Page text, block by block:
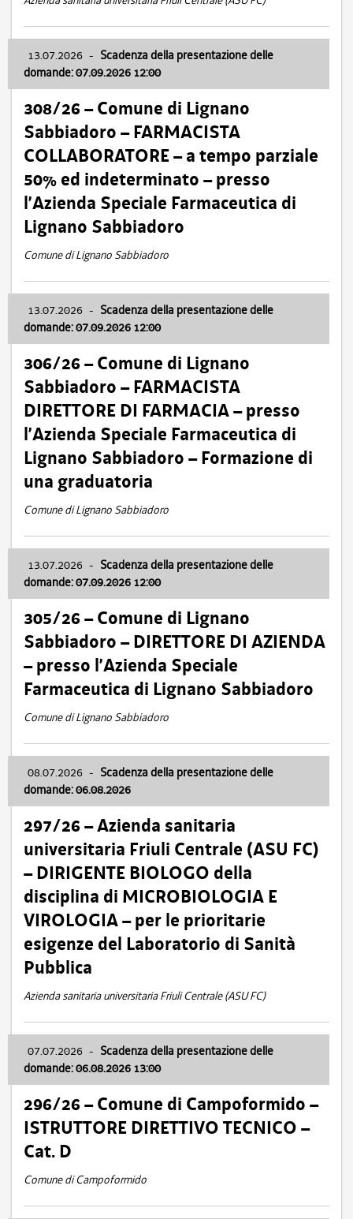
13.07.2026 - Scadenza della presentazione delle
domande: 07.09.2026 12:00
308/26 – Comune di Lignano
Sabbiadoro – FARMACISTA
COLLABORATORE – a tempo parziale
50% ed indeterminato – presso
l’Azienda Speciale Farmaceutica di
Lignano Sabbiadoro
Comune di Lignano Sabbiadoro
13.07.2026 - Scadenza della presentazione delle
domande: 07.09.2026 12:00
306/26 – Comune di Lignano
Sabbiadoro – FARMACISTA
DIRETTORE DI FARMACIA – presso
l’Azienda Speciale Farmaceutica di
Lignano Sabbiadoro – Formazione di
una graduatoria
Comune di Lignano Sabbiadoro
13.07.2026 - Scadenza della presentazione delle
domande: 07.09.2026 12:00
305/26 – Comune di Lignano
Sabbiadoro – DIRETTORE DI AZIENDA
– presso l’Azienda Speciale
Farmaceutica di Lignano Sabbiadoro
Comune di Lignano Sabbiadoro
08.07.2026 - Scadenza della presentazione delle
domande: 06.08.2026
297/26 – Azienda sanitaria
universitaria Friuli Centrale (ASU FC)
– DIRIGENTE BIOLOGO della
disciplina di MICROBIOLOGIA E
VIROLOGIA – per le prioritarie
esigenze del Laboratorio di Sanità
Pubblica
Azienda sanitaria universitaria Friuli Centrale (ASU FC)
07.07.2026 - Scadenza della presentazione delle
domande: 06.08.2026 13:00
296/26 – Comune di Campoformido –
ISTRUTTORE DIRETTIVO TECNICO –
Cat. D
Comune di Campoformido